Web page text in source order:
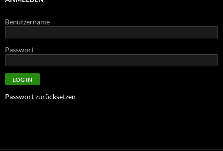
Benutzername
Passwort
Passwort zurücksetzen